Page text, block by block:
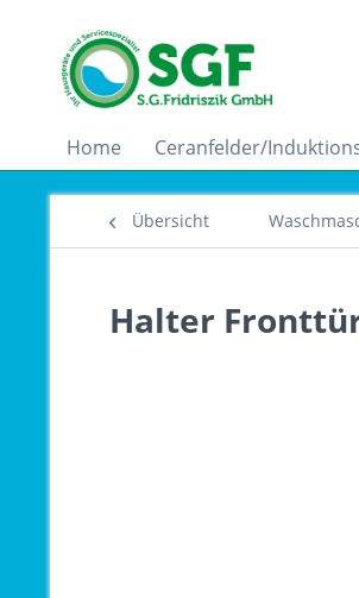
Home Ceranfelder/
Übersicht
Halter